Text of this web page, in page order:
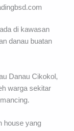
di kawasan
danau buatan
Danau Cikokol,
warga sekitar
house yang